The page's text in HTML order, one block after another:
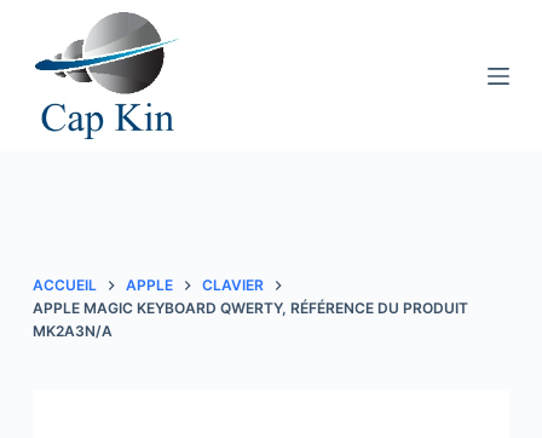
c
o
n
ACCUEIL APPLE
CLAVIER
APPLE MAGIC KEYBOARD QWERTY, RÉFÉRENCE DU PRODUIT
MK2A3N/A